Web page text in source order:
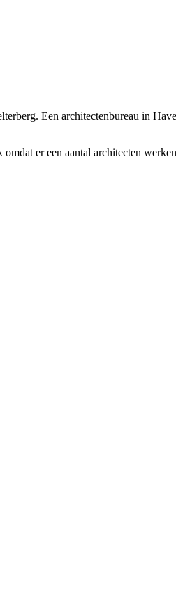
Een architectenbureau in
er een aantal architecten